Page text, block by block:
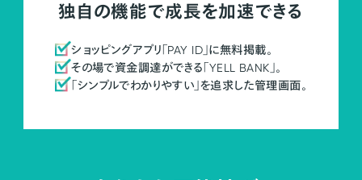
独自の機能で成長を加速できる
ショッピングアプリ「PAY ID」に無料掲載。
その場で資金調達ができる「YELL BANK」。
「シンプルでわかりやすい」を追求した管理画面。